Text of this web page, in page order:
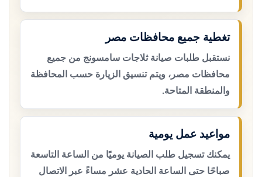
تغطية جميع محافظات مصر
نستقبل طلبات صيانة ثلاجات سامسونج من جميع
محافظات مصر، ويتم تنسيق الزيارة حسب المحافظة
والمنطقة المتاحة.
مواعيد عمل يومية
يمكنك تسجيل طلب الصيانة يوميًا من الساعة التاسعة
صباحًا حتى الساعة الحادية عشر مساءً عبر الاتصال